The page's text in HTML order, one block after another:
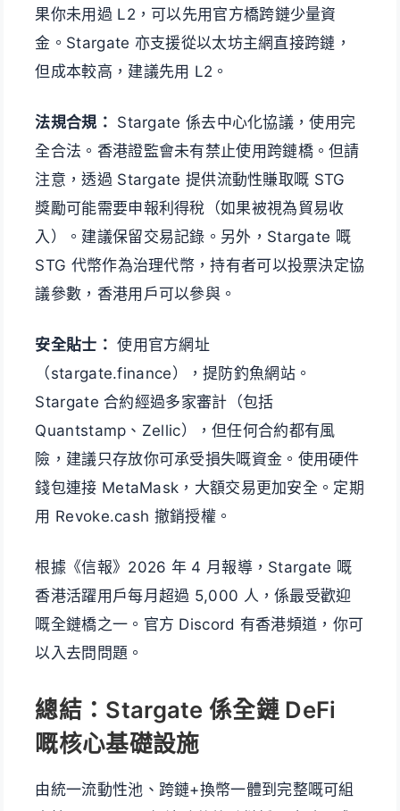
果你未用過 L2，可以先用官方橋跨鏈少量資
金。Stargate 亦支援從以太坊主網直接跨鏈，
但成本較高，建議先用 L2。
法規合規： Stargate 係去中心化協議，使用完
全合法。香港證監會未有禁止使用跨鏈橋。但請
注意，透過 Stargate 提供流動性賺取嘅 STG
獎勵可能需要申報利得稅（如果被視為貿易收
入）。建議保留交易記錄。另外，Stargate 嘅
STG 代幣作為治理代幣，持有者可以投票決定協
議參數，香港用戶可以參與。
安全貼士： 使用官方網址
（stargate.finance），提防釣魚網站。
Stargate 合約經過多家審計（包括
Quantstamp、Zellic），但任何合約都有風
險，建議只存放你可承受損失嘅資金。使用硬件
錢包連接 MetaMask，大額交易更加安全。定期
用 Revoke.cash 撤銷授權。
根據《信報》2026 年 4 月報導，Stargate 嘅
香港活躍用戶每月超過 5,000 人，係最受歡迎
嘅全鏈橋之一。官方 Discord 有香港頻道，你可
以入去問問題。
總結：Stargate 係全鏈 DeFi
嘅核心基礎設施
由統一流動性池、跨鏈+換幣一體到完整嘅可組